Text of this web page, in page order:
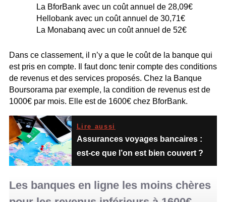
La BforBank avec un coût annuel de 28,09€
Hellobank avec un coût annuel de 30,71€
La Monabanq avec un coût annuel de 52€
Dans ce classement, il n’y a que le coût de la banque qui
est pris en compte. Il faut donc tenir compte des conditions
de revenus et des services proposés. Chez la Banque
Boursorama par exemple, la condition de revenus est de
1000€ par mois. Elle est de 1600€ chez BforBank.
Lire aussi
Assurances voyages bancaires :
est-ce que l’on est bien couvert ?
Les banques en ligne les moins chères